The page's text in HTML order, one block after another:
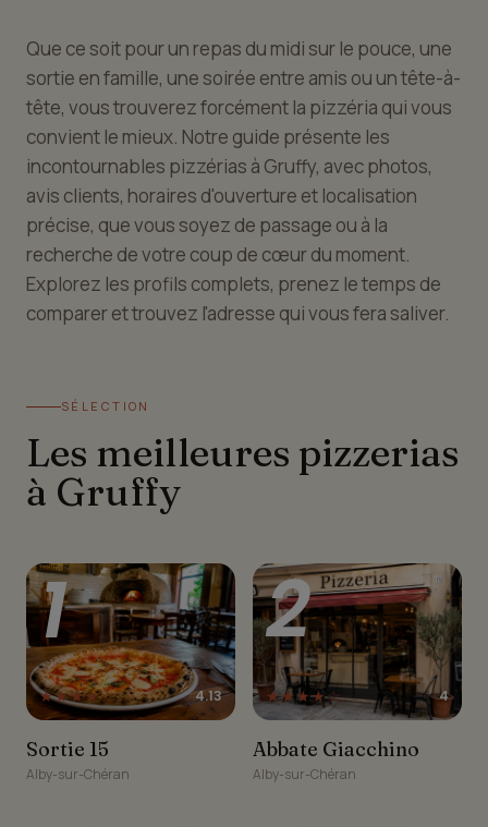
Que ce soit pour un repas du midi sur le pouce, une
sortie en famille, une soirée entre amis ou un tête-à-
tête, vous trouverez forcément la pizzéria qui vous
convient le mieux. Notre guide présente les
incontournables pizzérias à Gruffy, avec photos,
avis clients, horaires d'ouverture et localisation
précise, que vous soyez de passage ou à la
recherche de votre coup de cœur du moment.
Explorez les profils complets, prenez le temps de
comparer et trouvez l'adresse qui vous fera saliver.
SÉLECTION
Les meilleures pizzerias
à Gruffy
Sortie 15
1
★★★★☆ 4.13
Sortie 15
Alby-sur-Chéran
Abbate Giacchino
2
★★★★☆ 4
Abbate Giacchino
Alby-sur-Chéran